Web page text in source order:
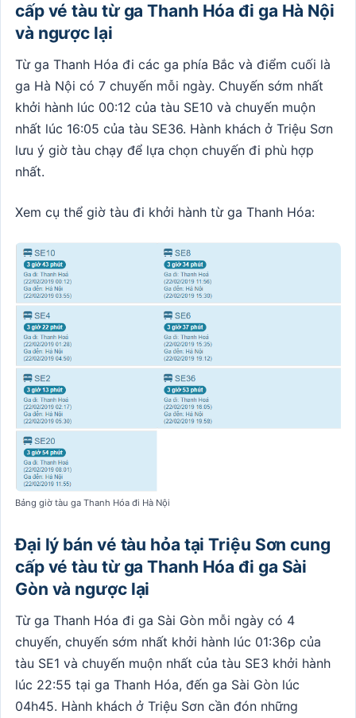
cấp vé tàu từ ga Thanh Hóa đi ga Hà Nội
và ngược lại
Từ ga Thanh Hóa đi các ga phía Bắc và điểm cuối là
ga Hà Nội có 7 chuyến mỗi ngày. Chuyến sớm nhất
khởi hành lúc 00:12 của tàu SE10 và chuyến muộn
nhất lúc 16:05 của tàu SE36. Hành khách ở Triệu Sơn
lưu ý giờ tàu chạy để lựa chọn chuyến đi phù hợp
nhất.
Xem cụ thể giờ tàu đi khởi hành từ ga Thanh Hóa:
Bảng giờ tàu ga Thanh Hóa đi Hà Nội
Đại lý bán vé tàu hỏa tại Triệu Sơn cung
cấp vé tàu từ ga Thanh Hóa đi ga Sài
Gòn và ngược lại
Từ ga Thanh Hóa đi ga Sài Gòn mỗi ngày có 4
chuyến, chuyến sớm nhất khởi hành lúc 01:36p của
tàu SE1 và chuyến muộn nhất của tàu SE3 khởi hành
lúc 22:55 tại ga Thanh Hóa, đến ga Sài Gòn lúc
04h45. Hành khách ở Triệu Sơn cần đón những